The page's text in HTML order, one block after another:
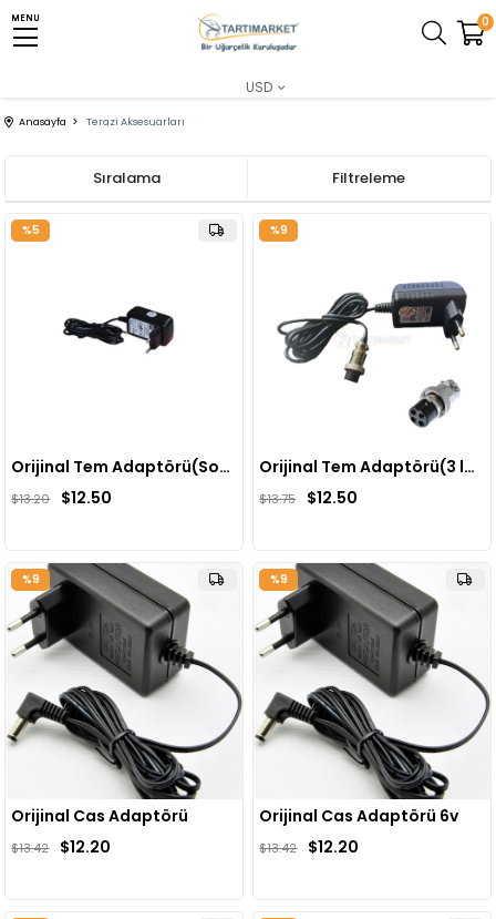
MENU
MENU
USD
0
Anasayfa Terazi Aksesuarları
Filtreleme
Sıralama
Orijinal Tem Adaptörü(Sony Jacklı)
$12.50
$13.20
%5
Orijinal Tem Adaptörü(3 lü Soket)
$12.50
$13.75
%9
Orijinal Cas Adaptörü
$12.20
$13.42
%9
Orijinal Cas Adaptörü 6v
$12.20
$13.42
%9